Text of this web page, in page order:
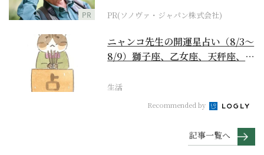
PR PR(ソノヴァ・ジャパン株式会社)
ニャンコ先生の開運星占い（8/3～
8/9）獅子座、乙女座、天秤座、蠍
生活
Recommended by
記事一覧へ